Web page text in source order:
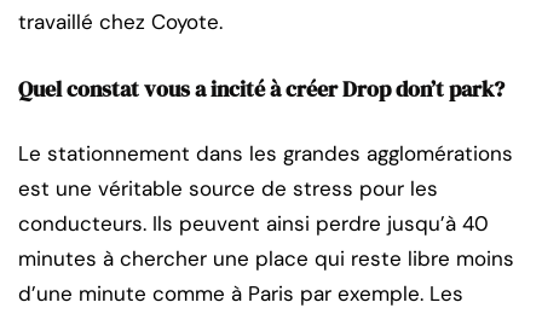
travaillé chez Coyote.
Quel constat vous a incité à créer Drop don’t park?
Le stationnement dans les grandes agglomérations
est une véritable source de stress pour les
conducteurs. Ils peuvent ainsi perdre jusqu’à 40
minutes à chercher une place qui reste libre moins
d’une minute comme à Paris par exemple. Les